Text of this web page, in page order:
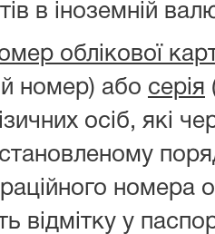
в іноземній
облікової
номер) або серія
осіб, які
номера
відмітку у